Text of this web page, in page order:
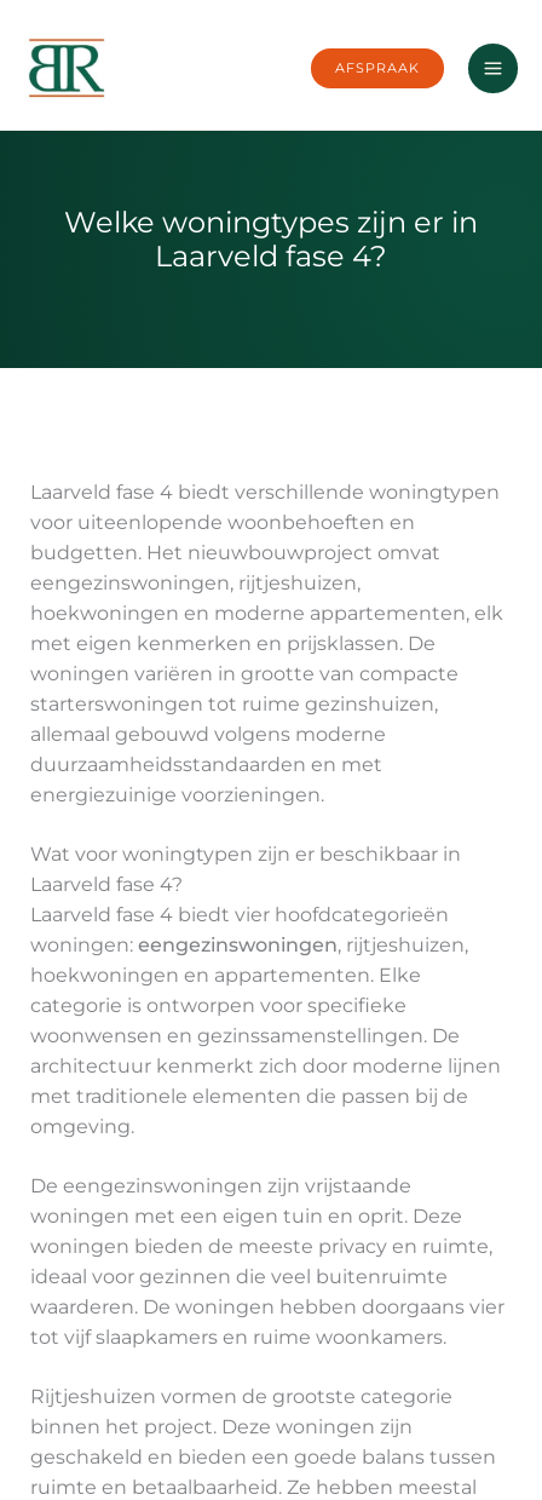
naar
inhoud
AFSPRAAK
Welke woningtypes zijn er in
Laarveld fase 4?
Laarveld fase 4 biedt verschillende woningtypen
voor uiteenlopende woonbehoeften en
budgetten. Het nieuwbouwproject omvat
eengezinswoningen, rijtjeshuizen,
hoekwoningen en moderne appartementen, elk
met eigen kenmerken en prijsklassen. De
woningen variëren in grootte van compacte
starterswoningen tot ruime gezinshuizen,
allemaal gebouwd volgens moderne
duurzaamheidsstandaarden en met
energiezuinige voorzieningen.
Wat voor woningtypen zijn er beschikbaar in
Laarveld fase 4?
Laarveld fase 4 biedt vier hoofdcategorieën
woningen: eengezinswoningen, rijtjeshuizen,
hoekwoningen en appartementen. Elke
categorie is ontworpen voor specifieke
woonwensen en gezinssamenstellingen. De
architectuur kenmerkt zich door moderne lijnen
met traditionele elementen die passen bij de
omgeving.
De eengezinswoningen zijn vrijstaande
woningen met een eigen tuin en oprit. Deze
woningen bieden de meeste privacy en ruimte,
ideaal voor gezinnen die veel buitenruimte
waarderen. De woningen hebben doorgaans vier
tot vijf slaapkamers en ruime woonkamers.
Rijtjeshuizen vormen de grootste categorie
binnen het project. Deze woningen zijn
geschakeld en bieden een goede balans tussen
ruimte en betaalbaarheid. Ze hebben meestal